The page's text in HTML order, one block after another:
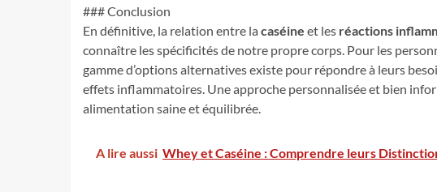
### Conclusion
En définitive, la relation entre la caséine et les réactions
connaître les spécificités de notre propre corps. Pour les
gamme d’options alternatives existe pour répondre à leurs
effets inflammatoires. Une approche personnalisée et bien
alimentation saine et équilibrée.
A lire aussi Whey et Caséine : Comprendre leurs